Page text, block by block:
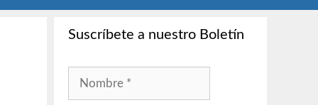
Suscríbete a nuestro Boletín